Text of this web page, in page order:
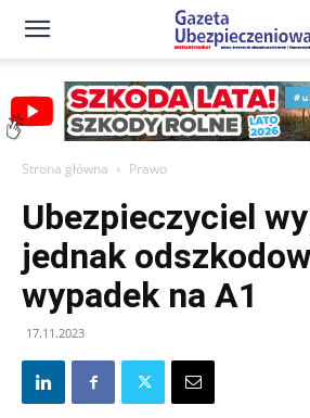
Gazeta
Ubezpieczeniowa
Portal
Strona główna Prawo
Ubezpieczyciel
jednak
wypadek na A1
17.11.2023